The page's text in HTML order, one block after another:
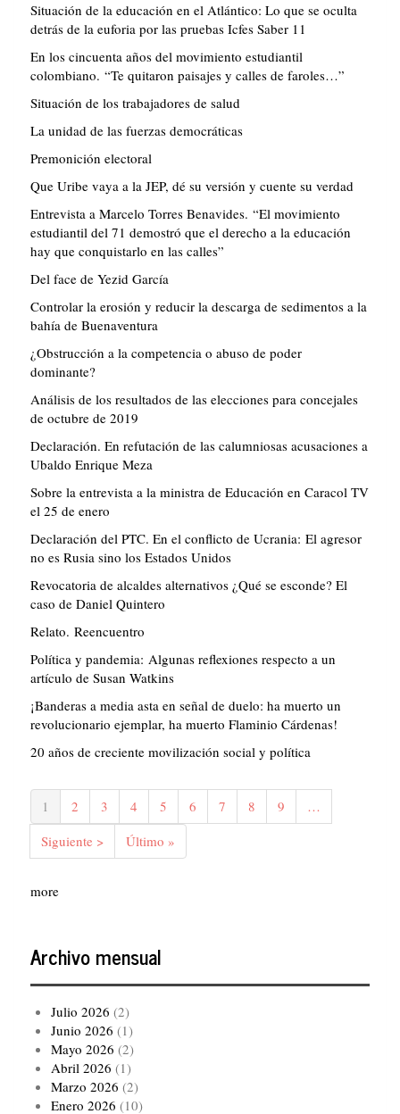
Situación de la educación en el Atlántico: Lo que se oculta
detrás de la euforia por las pruebas Icfes Saber 11
En los cincuenta años del movimiento estudiantil
colombiano. “Te quitaron paisajes y calles de faroles…”
Situación de los trabajadores de salud
La unidad de las fuerzas democráticas
Premonición electoral
Que Uribe vaya a la JEP, dé su versión y cuente su verdad
Entrevista a Marcelo Torres Benavides. “El movimiento
estudiantil del 71 demostró que el derecho a la educación
hay que conquistarlo en las calles”
Del face de Yezid García
Controlar la erosión y reducir la descarga de sedimentos a la
bahía de Buenaventura
¿Obstrucción a la competencia o abuso de poder
dominante?
Análisis de los resultados de las elecciones para concejales
de octubre de 2019
Declaración. En refutación de las calumniosas acusaciones a
Ubaldo Enrique Meza
Sobre la entrevista a la ministra de Educación en Caracol TV
el 25 de enero
Declaración del PTC. En el conflicto de Ucrania: El agresor
no es Rusia sino los Estados Unidos
Revocatoria de alcaldes alternativos ¿Qué se esconde? El
caso de Daniel Quintero
Relato. Reencuentro
Política y pandemia: Algunas reflexiones respecto a un
artículo de Susan Watkins
¡Banderas a media asta en señal de duelo: ha muerto un
revolucionario ejemplar, ha muerto Flaminio Cárdenas!
20 años de creciente movilización social y política
Paginación
Página
actual
1 Página
2 Página
3 Página
4 Página
5 Página
6 Página
7 Página
8 Página
9
…
Siguiente
página
Siguiente >
Última
página
Último »
more
Archivo mensual
Julio 2026 (2)
Junio 2026 (1)
Mayo 2026 (2)
Abril 2026 (1)
Marzo 2026 (2)
Enero 2026 (10)